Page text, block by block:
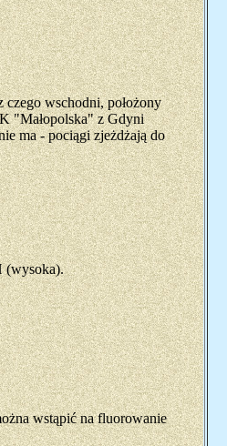
wschodni, położony
"Małopolska" z Gdyni
ma - pociągi zjeżdżają do
(wysoka).
wstąpić na fluorowanie